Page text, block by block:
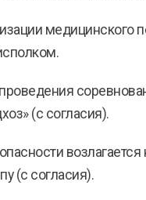
медицинского
(с согласия).
(с согласия).